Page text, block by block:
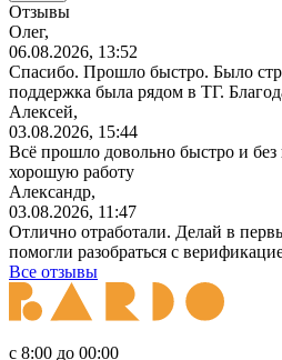
Отзывы
Олег,
06.08.2026, 13:52
Спасибо. Прошло быстро. Было
поддержка была рядом в ТГ.
Алексей,
03.08.2026, 15:44
Всё прошло довольно быстро и без
хорошую работу
Александр,
03.08.2026, 11:47
Отлично отработали. Делай в
помогли разобраться с
Все отзывы
с 8:00 до 00:00